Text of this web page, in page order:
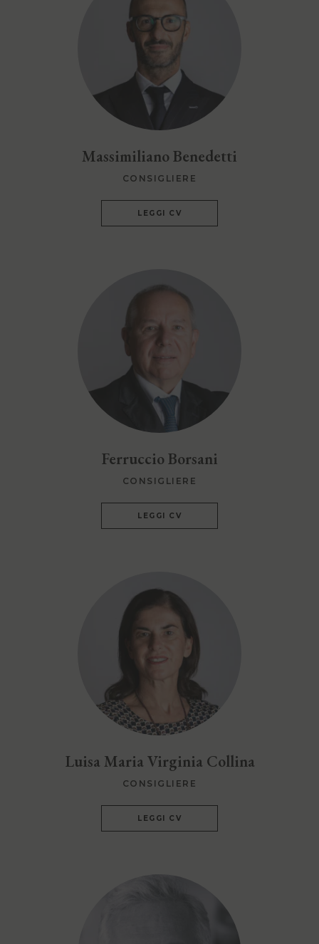
Massimiliano Benedetti
CONSIGLIERE
LEGGI CV
Ferruccio Borsani
CONSIGLIERE
LEGGI CV
Luisa Maria Virginia Collina
CONSIGLIERE
LEGGI CV